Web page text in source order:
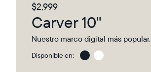
$2,999
Carver 10"
Nuestro marco digital más popular.
Disponible en:
Gravel